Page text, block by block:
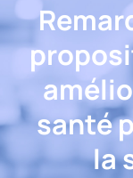
santé
la